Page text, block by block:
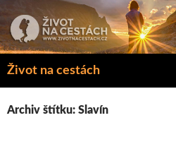
k
obsahu
Život na cestách
Hledat
Archiv štítku: Slavín